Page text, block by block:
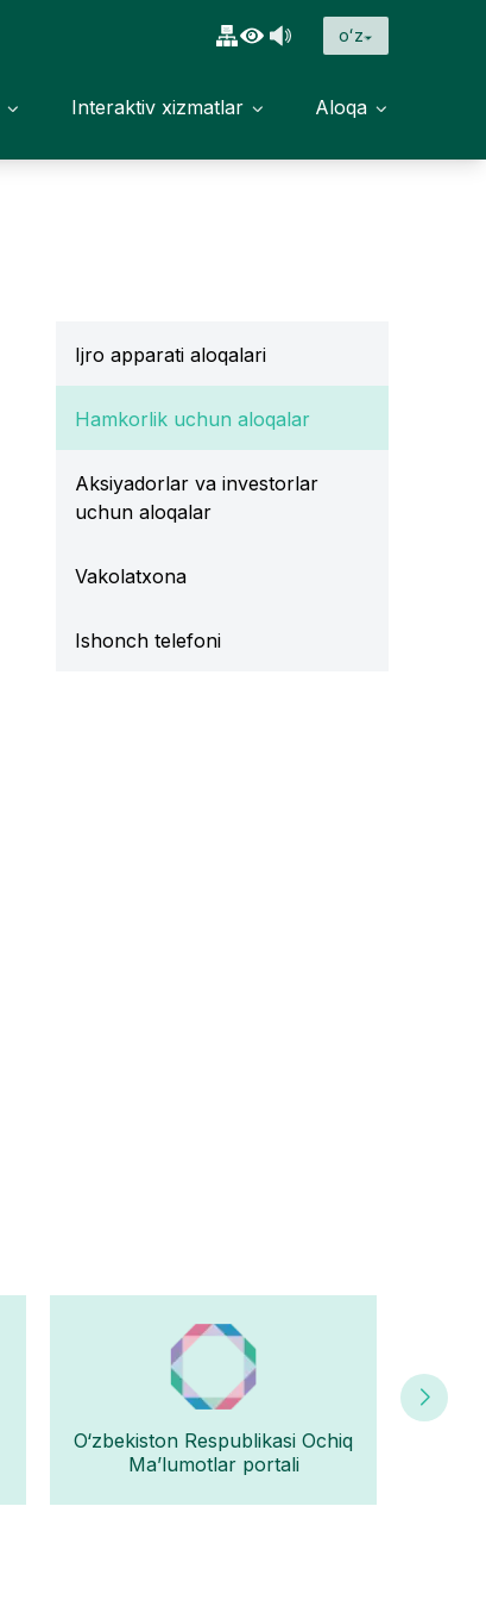
oʻz
Interaktiv xizmatlar Aloqa
Ijro apparati aloqalari
Hamkorlik uchun aloqalar
Aksiyadorlar va investorlar
uchun aloqalar
Vakolatxona
Ishonch telefoni
O‘zbekiston Respublikasi Ochiq
Ma’lumotlar portali